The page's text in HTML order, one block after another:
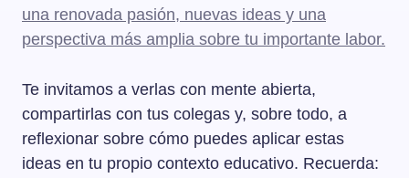
una renovada pasión, nuevas ideas y una
perspectiva más amplia sobre tu importante labor.
Te invitamos a verlas con mente abierta,
compartirlas con tus colegas y, sobre todo, a
reflexionar sobre cómo puedes aplicar estas
ideas en tu propio contexto educativo. Recuerda: